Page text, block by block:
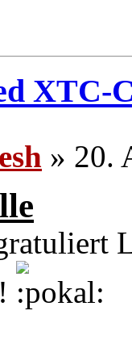
XTC-
» 20.